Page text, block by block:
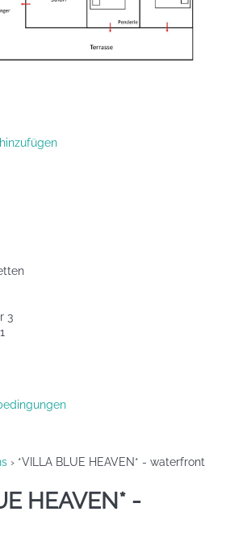
3
1
› *VILLA BLUE HEAVEN* - waterfront
HEAVEN* -